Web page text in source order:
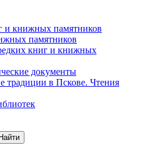
и книжных памятников
памятников
книг и книжных
документы
традиции в Пскове. Чтения
Найти